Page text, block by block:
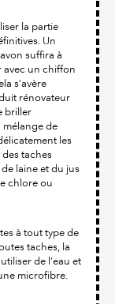
la partie
Un
suffira à
avec un chiffon
s’avère
rénovateur
briller
mélange de
les
taches
laine et du jus
chlore ou
à tout type de
taches, la
de l’eau et
microfibre.